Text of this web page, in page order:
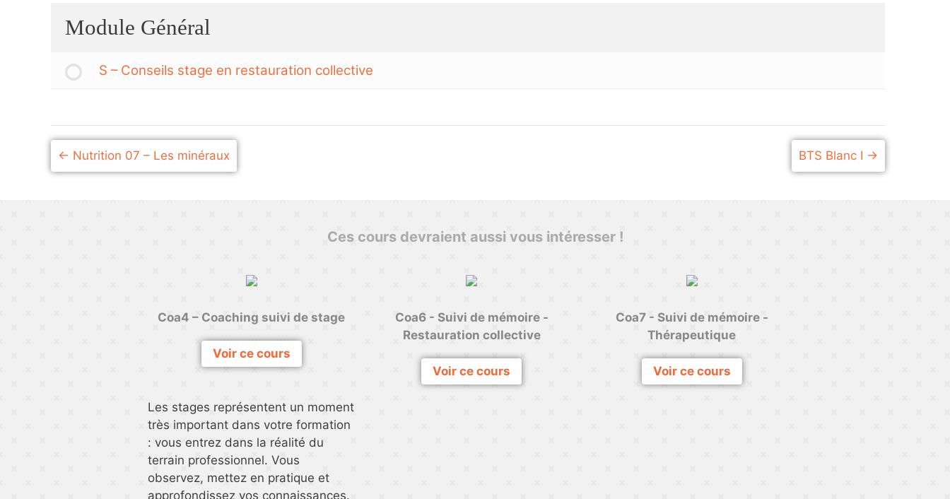
Module Général
S – Conseils stage en restauration collective
Nutrition 07 – Les minéraux BTS Blanc I
Ces cours devraient aussi vous intéresser !
Coa4 – Coaching suivi de stage
Voir ce cours
Les stages représentent un moment
très important dans votre formation
: vous entrez dans la réalité du
terrain professionnel. Vous
observez, mettez en pratique et
approfondissez vos connaissances.
Coa6 - Suivi de mémoire -
Restauration collective
Voir ce cours
Coa7 - Suivi de mémoire -
Thérapeutique
Voir ce cours